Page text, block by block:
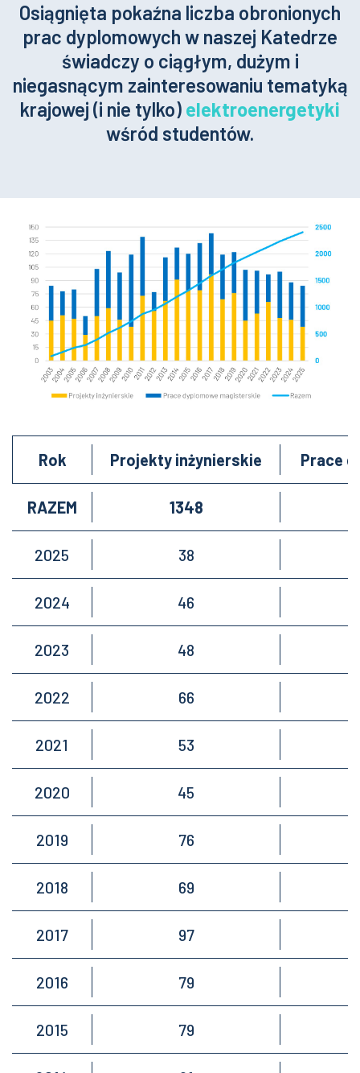
Osiągnięta pokaźna liczba obronionych
prac dyplomowych w naszej Katedrze
świadczy o ciągłym, dużym i
niegasnącym zainteresowaniu tematyką
krajowej (i nie tylko) elektroenergetyki
wśród studentów.
Rok Projekty inżynierskie Prace
RAZEM 1348
2025 38
2024 46
2023 48
2022 66
2021 53
2020 45
2019 76
2018 69
2017 97
2016 79
2015 79